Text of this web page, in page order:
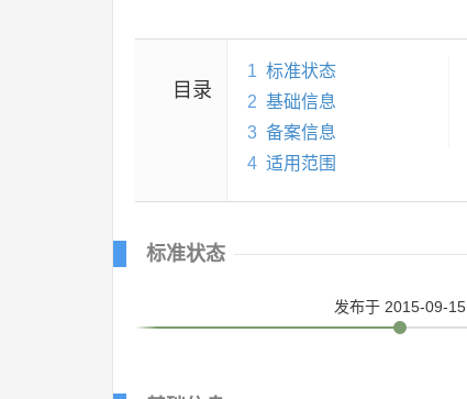
目录
1 标准状态
2 基础信息
3 备案信息
4 适用范围
标准状态
发布于 2015-09-15